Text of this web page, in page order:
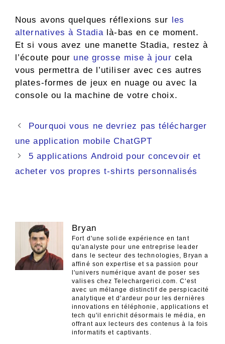
Nous avons quelques réflexions sur les
alternatives à Stadia là-bas en ce moment.
Et si vous avez une manette Stadia, restez à
l’écoute pour une grosse mise à jour cela
vous permettra de l’utiliser avec ces autres
plates-formes de jeux en nuage ou avec la
console ou la machine de votre choix.
Navigation
des
Pourquoi vous ne devriez pas télécharger
une application mobile ChatGPT
5 applications Android pour concevoir et
acheter vos propres t-shirts personnalisés
Bryan
Fort d'une solide expérience en tant
qu'analyste pour une entreprise leader
dans le secteur des technologies, Bryan a
affiné son expertise et sa passion pour
l'univers numérique avant de poser ses
valises chez Telechargerici.com. C'est
avec un mélange distinctif de perspicacité
analytique et d'ardeur pour les dernières
innovations en téléphonie, applications et
tech qu'il enrichit désormais le média, en
offrant aux lecteurs des contenus à la fois
informatifs et captivants.